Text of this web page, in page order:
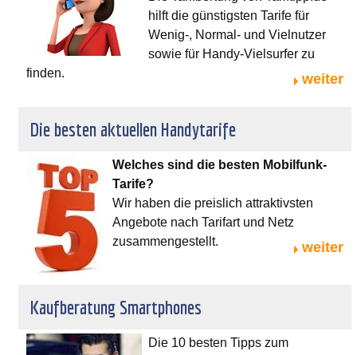
hilft die günstigsten Tarife für
Wenig-, Normal- und Vielnutzer
sowie für Handy-Vielsurfer zu
finden.
weiter
Die besten aktuellen Handytarife
Welches sind die besten Mobilfunk-
Tarife?
Wir haben die preislich attraktivsten
Angebote nach Tarifart und Netz
zusammengestellt.
weiter
Kaufberatung Smartphones
Die 10 besten Tipps zum